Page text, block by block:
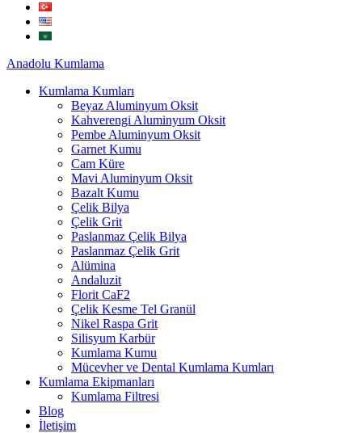
Anadolu Kumlama
Kumlama Kumları
Beyaz Aluminyum Oksit
Kahverengi Aluminyum Oksit
Pembe Aluminyum Oksit
Garnet Kumu
Cam Küre
Mavi Aluminyum Oksit
Bazalt Kumu
Çelik Bilya
Çelik Grit
Paslanmaz Çelik Bilya
Paslanmaz Çelik Grit
Alümina
Andaluzit
Florit CaF2
Çelik Kesme Tel Granül
Nikel Raspa Grit
Silisyum Karbür
Kumlama Kumu
Mücevher ve Dental Kumlama Kumları
Kumlama Ekipmanları
Kumlama Filtresi
Blog
İletişim